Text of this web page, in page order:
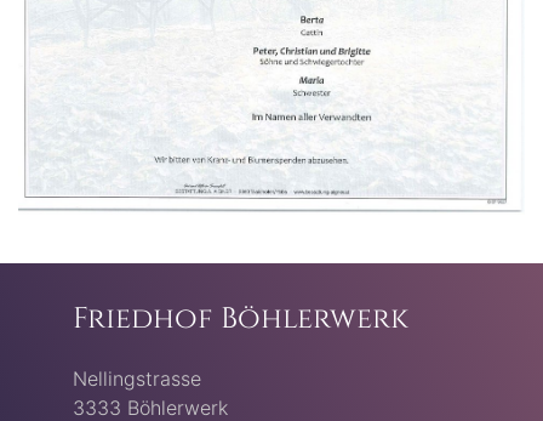
Friedhof Böhlerwerk
Nellingstrasse
3333 Böhlerwerk